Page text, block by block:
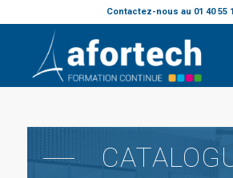
Contactez-nous au 01 40 55